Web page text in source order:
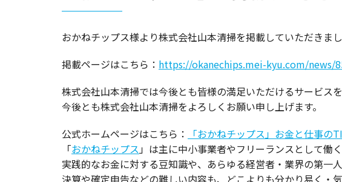
仏壇処分 遺品供養
おかねチップス様より株式会社山本清掃を掲載していただきまし
掲載ページはこちら： https://okanechips.mei-kyu.com/news/
株式会社山本清掃では今後とも皆様の満足いただけるサービス
今後とも株式会社山本清掃をよろしくお願い申し上げます。
公式ホームページはこちら：
「おかねチップス」お金と仕事の
「おかねチップス」は主に中小事業者やフリーランスとして働
実践的なお金に対する豆知識や、あらゆる経営者・業界の第一
決算や確定申告などの難しい内容も、どこよりも分かり易く・